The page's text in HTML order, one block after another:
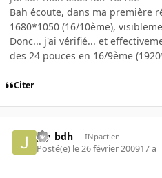
Bah écoute, dans ma première
1680*1050 (16/10ème),
Donc... j'ai vérifié... et
des 24 pouces en 16/9ème
Citer
jay_bdh INpactien
Posté(e) le 26 février 200917 a